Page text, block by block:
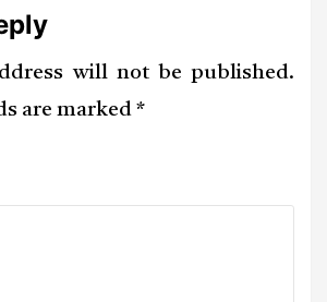
will not be published.
are marked *